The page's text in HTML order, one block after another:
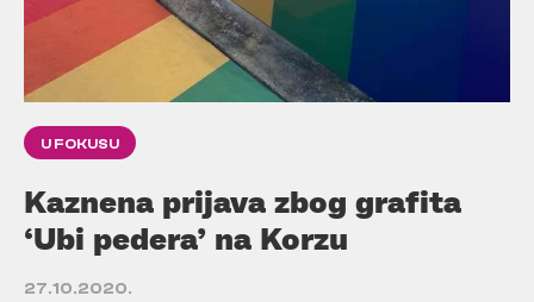
U FOKUSU
Kaznena prijava zbog grafita
‘Ubi pedera’ na Korzu
27.10.2020.